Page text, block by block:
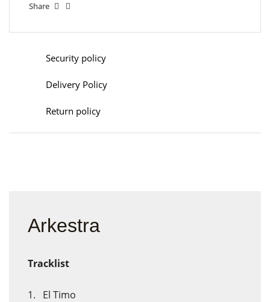
Share
Security policy
Delivery Policy
Return policy
Arkestra
Tracklist
1.
El Timo